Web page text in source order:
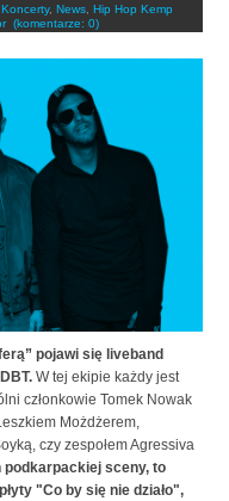
Koncerty, News Hip Hop Kemp
(komentarze: 0)
pojawi się liveband
W tej ekipie każdy jest
członkowie Tomek Nowak
Możdżerem,
czy zespołem Agressiva
podkarpackiej sceny, to
"Co by się nie działo",